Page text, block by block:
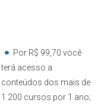
Por R$ 99,70 você
terá acesso a
conteúdos dos mais de
1.200 cursos por 1 ano;